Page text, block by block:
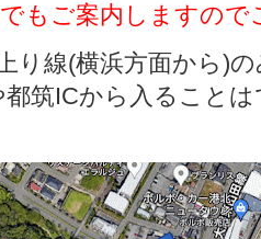
もご案内しますので
り線(横浜方面から)
都筑ICから入ること